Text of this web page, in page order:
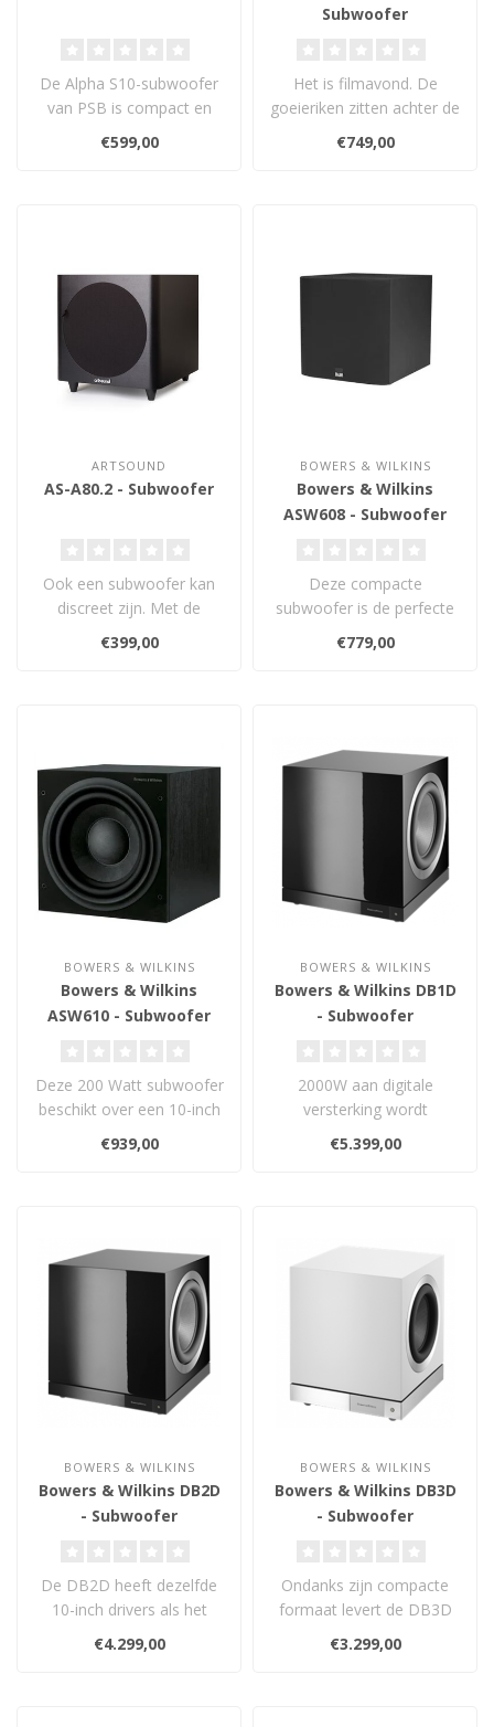
De Alpha S10-subwoofer
van PSB is compact en
budgetvriendelijk, het is
een krach..
€599,00
Subwoofer
Het is filmavond. De
goeieriken zitten achter de
slechteriken aan en je
voelt hu..
€749,00
ARTSOUND
AS-A80.2 - Subwoofer
Ook een subwoofer kan
discreet zijn. Met de
ASA80.2 verpakt ArtSound
een actieve..
€399,00
BOWERS & WILKINS
Bowers & Wilkins
ASW608 - Subwoofer
Deze compacte
subwoofer is de perfecte
partner van de 600 series,
maar ook ideaa..
€779,00
BOWERS & WILKINS
Bowers & Wilkins
ASW610 - Subwoofer
Deze 200 Watt subwoofer
beschikt over een 10-inch
paper/aramid fiber conus
en is..
€939,00
BOWERS & WILKINS
Bowers & Wilkins DB1D
- Subwoofer
2000W aan digitale
versterking wordt
gecombineerd met twee
gebalanceerde Aerofoi..
€5.399,00
BOWERS & WILKINS
Bowers & Wilkins DB2D
- Subwoofer
De DB2D heeft dezelfde
10-inch drivers als het
paradepaardje, de 800 D3
luidspre..
€4.299,00
BOWERS & WILKINS
Bowers & Wilkins DB3D
- Subwoofer
Ondanks zijn compacte
formaat levert de DB3D
een verbazingwekkend
krachtige, gec..
€3.299,00